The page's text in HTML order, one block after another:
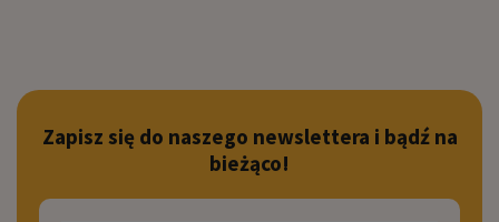
Zapisz się do naszego newslettera i bądź na
bieżąco!